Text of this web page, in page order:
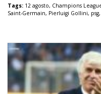
Tags: 12 agosto, Champions
Saint-Germain, Pierluigi Gollini, psg,